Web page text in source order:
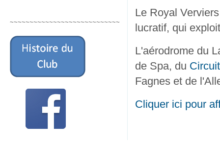
Le Royal
lucratif, qui
L'aérodrome du
de Spa, du
Fagnes et de
Cliquer ici pour
~~~~~~~~~~~~~~~~~~~~~~~~~~~~